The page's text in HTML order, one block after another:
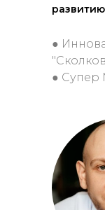
развитию
●
● Супер